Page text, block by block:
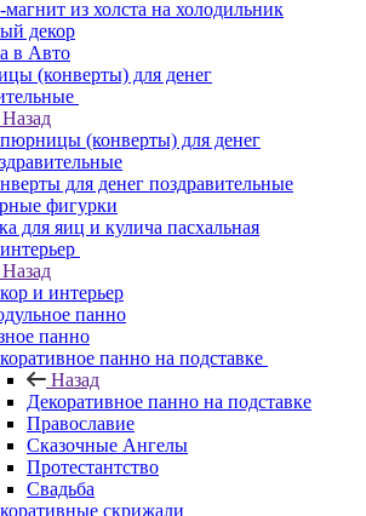
из холста на холодильник
декор
в Авто
(конверты) для денег
Назад
(конверты) для денег
для денег поздравительные
фигурки
для яиц и кулича пасхальная
Назад
и интерьер
панно
панно
панно на подставке
Назад
Декоративное панно на подставке
Православие
Сказочные Ангелы
Протестантство
Свадьба
скрижали